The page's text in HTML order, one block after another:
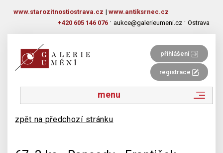
www.starozitnostiostrava.cz | www.antiksrnec.cz
+420 605 146 076 · aukce@galerieumeni.cz · Ostrava
přihlášení
registrace
menu
zpět na předchozí stránku